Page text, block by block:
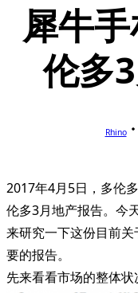
犀牛
伦多
Rhino
2017年4月5日，多伦
伦多3月地产报告。今
来研究一下这份目前
要的报告。
先来看看市场的整体状